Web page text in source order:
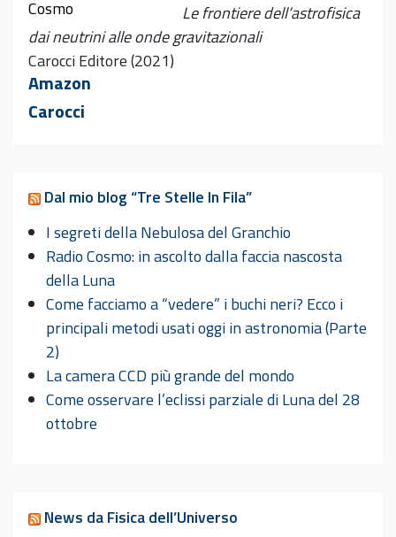
Le frontiere dell’astrofisica
dai neutrini alle onde gravitazionali
Carocci Editore (2021)
Amazon
Carocci
Dal mio blog “Tre Stelle In Fila”
I segreti della Nebulosa del Granchio
Radio Cosmo: in ascolto dalla faccia nascosta
della Luna
Come facciamo a “vedere” i buchi neri? Ecco i
principali metodi usati oggi in astronomia (Parte
2)
La camera CCD più grande del mondo
Come osservare l’eclissi parziale di Luna del 28
ottobre
News da Fisica dell’Universo